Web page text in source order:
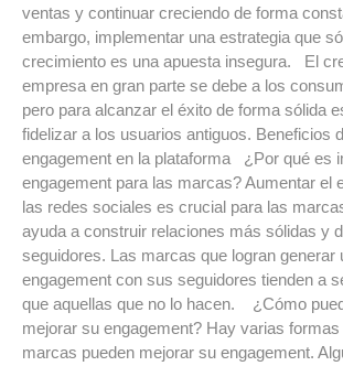
ventas y continuar creciendo de forma
embargo, implementar una estrategia que
crecimiento es una apuesta insegura. El
empresa en gran parte se debe a los
pero para alcanzar el éxito de forma sólida
fidelizar a los usuarios antiguos. Beneficios
engagement en la plataforma ¿Por qué es
engagement para las marcas? Aumentar el
las redes sociales es crucial para las
ayuda a construir relaciones más sólidas y
seguidores. Las marcas que logran generar
engagement con sus seguidores tienden a
que aquellas que no lo hacen. ¿Cómo
mejorar su engagement? Hay varias formas
marcas pueden mejorar su engagement.